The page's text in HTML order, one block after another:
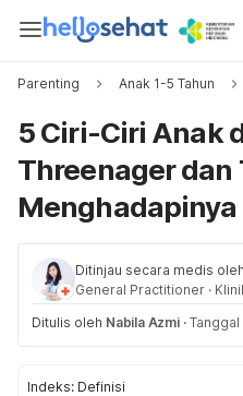
Parenting Anak 1-5 Tahun
5 Ciri-Ciri Anak
Threenager dan
Menghadapinya
Ditinjau secara medis oleh
General Practitioner ·
Ditulis oleh Nabila Azmi ·
Indeks: Definisi